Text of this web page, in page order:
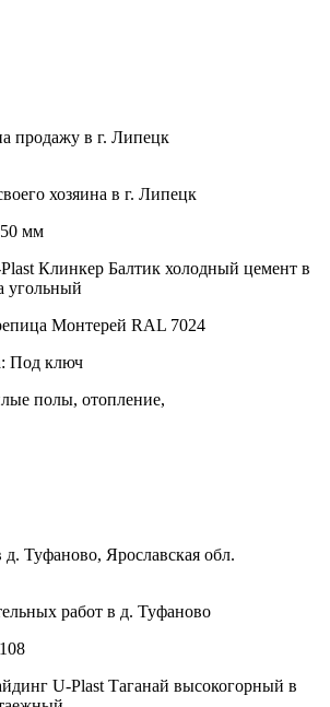
продажу в г. Липецк
хозяина в г. Липецк
мм
Клинкер Балтик холодный цемент в
угольный
Монтерей RAL 7024
Под ключ
полы, отопление,
Туфаново, Ярославская обл.
работ в д. Туфаново
U-Plast Таганай высокогорный в